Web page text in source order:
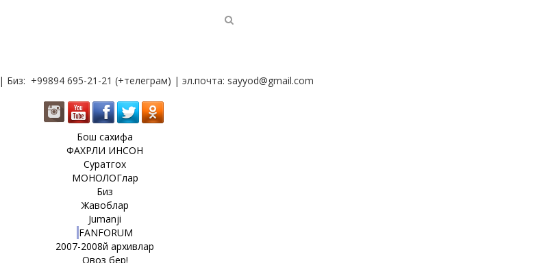
| Биз: +99894 695-21-21 (+телеграм) | эл.почта: sayyod@gmail.com
Бош сахифа
ФАХРЛИ ИНСОН
Суратгох
МОНОЛОГлар
Биз
Жавоблар
Jumanji
FANFORUM
2007-2008й архивлар
Овоз бер!